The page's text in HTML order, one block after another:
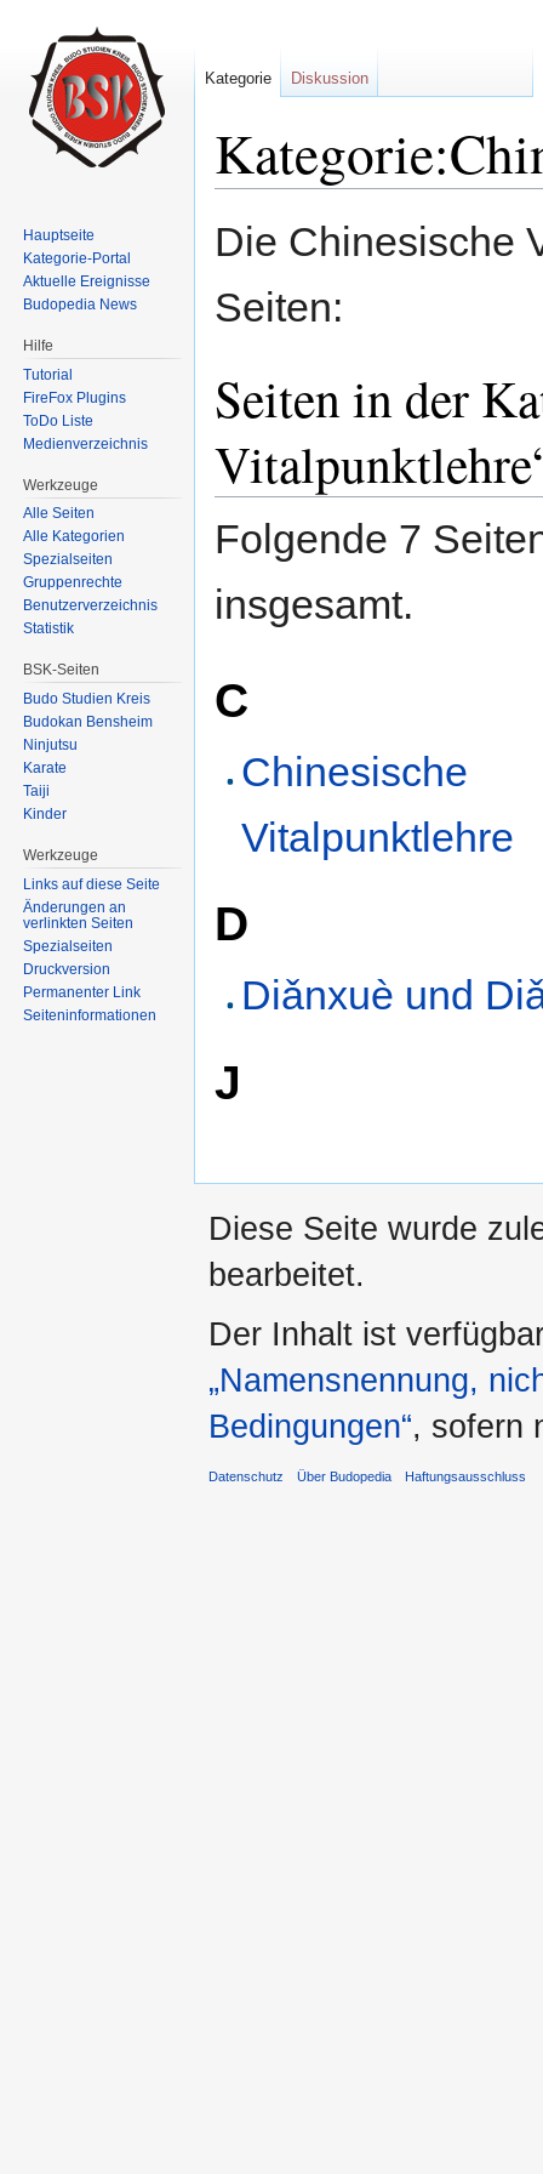
Die Chinesische
Seiten:
Seiten in der
Folgende 7
insgesamt.
C
Chinesische
Vitalpunktlehre
D
Diǎnxuè und
J
Kategorie Diskussion
Hauptseite
Kategorie-Portal
Aktuelle Ereignisse
Budopedia News
Hilfe
Tutorial
FireFox Plugins
ToDo Liste
Medienverzeichnis
Werkzeuge
Alle Seiten
Alle Kategorien
Spezialseiten
Gruppenrechte
Benutzerverzeichnis
Statistik
BSK-Seiten
Budo Studien Kreis
Budokan Bensheim
Ninjutsu
Karate
Taiji
Kinder
Werkzeuge
Links auf diese Seite
Änderungen an
verlinkten Seiten
Spezialseiten
Druckversion
Permanenter Link
Seiten­informationen
Diese Seite wurde
bearbeitet.
Der Inhalt ist
„Namensnennung,
Bedingungen“, sofern
Datenschutz Über Budopedia Haftungsausschluss